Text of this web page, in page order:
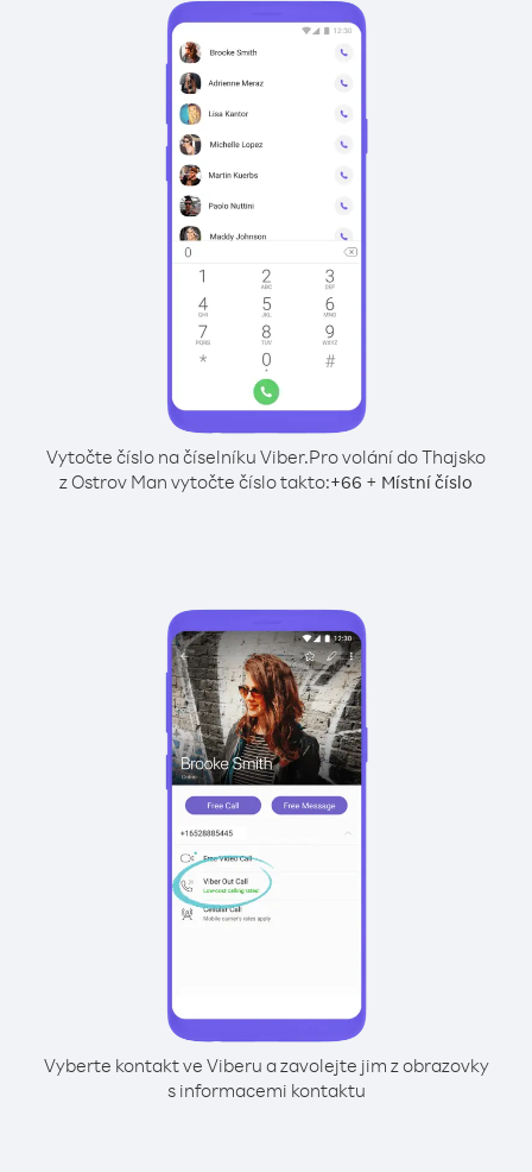
Vytočte číslo na číselníku Viber.Pro volání do Thajsko
z Ostrov Man vytočte číslo takto:+66 + Místní číslo
Vyberte kontakt ve Viberu a zavolejte jim z obrazovky
s informacemi kontaktu